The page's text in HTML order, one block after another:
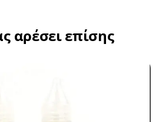
αρέσει επίσης